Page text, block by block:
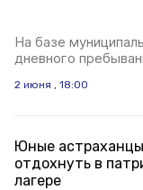
На базе
дневного
2 июня , 18:00
Юные
отдохнуть в
лагере